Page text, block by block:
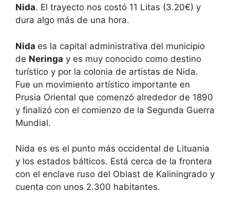
Nida. El trayecto nos costó 11 Litas (3.20€) y
dura algo más de una hora.
Nida es la capital administrativa del municipio
de Neringa y es muy conocido como destino
turístico y por la colonia de artistas de Nida.
Fue un movimiento artístico importante en
Prusia Oriental que comenzó alrededor de 1890
y finalizó con el comienzo de la Segunda Guerra
Mundial.
Nida es es el punto más occidental de Lituania
y los estados bálticos. Está cerca de la frontera
con el enclave ruso del Oblast de Kaliningrado y
cuenta con unos 2.300 habitantes.